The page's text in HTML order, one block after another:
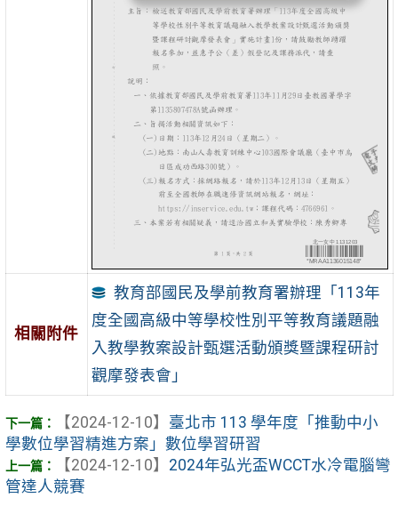
相關附件
教育部國民及學前教育署辦理「113年
度全國高級中等學校性別平等教育議題融
入教學教案設計甄選活動頒獎暨課程研討
觀摩發表會」
【2024-12-10】 臺北市 113 學年度「推動中小
學數位學習精進方案」數位學習研習
【2024-12-10】 2024年弘光盃WCCT水冷電腦彎
管達人競賽